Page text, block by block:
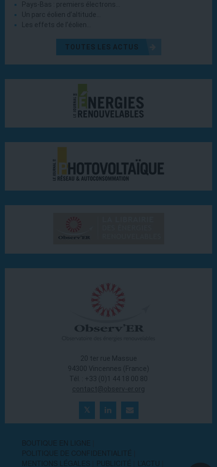
Pays-Bas : premiers électrons…
Un parc éolien d’altitude…
Les effets de l’éolien…
TOUTES LES ACTUS
20 ter rue Massue
94300 Vincennes (France)
Tél. : +33 (0)1 44 18 00 80
contact@observ-er.org
BOUTIQUE EN LIGNE
POLITIQUE DE CONFIDENTIALITÉ
MENTIONS LÉGALES
PUBLICITÉ L’ACTU